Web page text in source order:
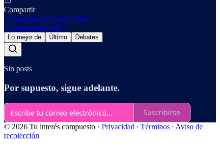
Compartir
3 respuestas de Adri y otros
3 comentarios más...
Lo mejor de Último Debates
Sin posts
Por supuesto, sigue adelante.
Suscribirse
© 2026 Tu interés compuesto · Privacidad ∙ Términos ∙ Aviso de
recolección